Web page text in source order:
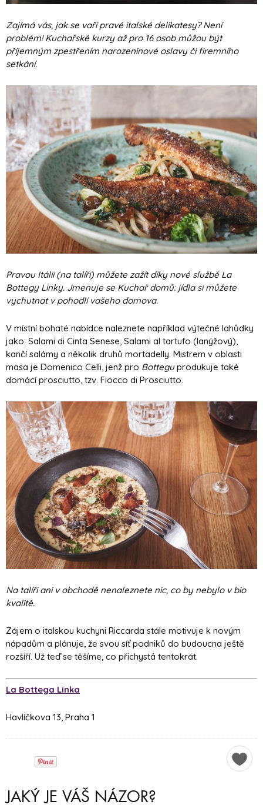
Zajímá vás, jak se vaří pravé italské delikatesy? Není
problém! Kuchařské kurzy až pro 16 osob můžou být
příjemným zpestřením narozeninové oslavy či firemního
setkání.
Pravou Itálii (na talíři) můžete zažít díky nové službě La
Bottegy Linky. Jmenuje se Kuchař domů: jídla si můžete
vychutnat v pohodlí vašeho domova.
V místní bohaté nabídce naleznete například výtečné lahůdky
jako: Salami di Cinta Senese, Salami al tartufo (lanýžový),
kančí salámy a několik druhů mortadelly. Mistrem v oblasti
masa je Domenico Celli, jenž pro Botteguprodukuje také
domácí prosciutto, tzv. Fiocco di Prosciutto.
Na talíři ani v obchodě nenaleznete nic, co by nebylo v bio
kvalitě.
Zájem o italskou kuchyni Riccarda stále motivuje k novým
nápadům a plánuje, že svou síť podniků do budoucna ještě
rozšíří. Už teď se těšíme, co přichystá tentokrát.
La Bottega Linka
Havlíčkova 13, Praha 1
JAKÝ JE VÁŠ NÁZOR?